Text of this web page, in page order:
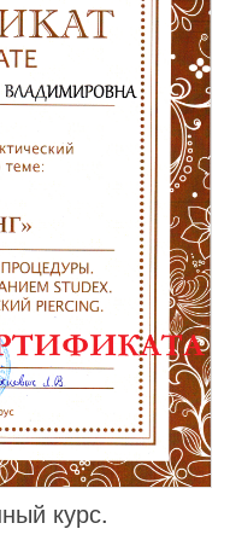
курс.